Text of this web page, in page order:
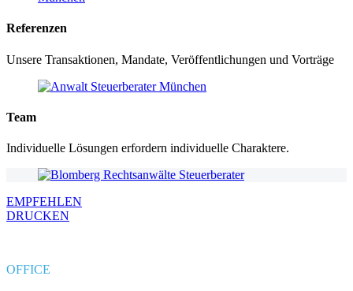
Referenzen
Unsere Transaktionen, Mandate, Veröffentlichungen und Vorträge
Team
Individuelle Lösungen erfordern individuelle Charaktere.
EMPFEHLEN
DRUCKEN
OFFICE